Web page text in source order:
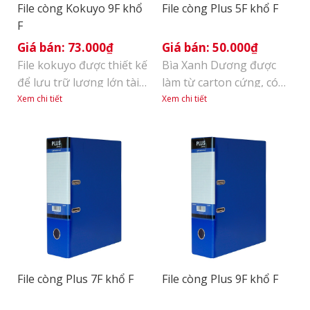
File còng Kokuyo 9F khổ
F
73.000₫
File kokuyo được thiết kế
để lưu trữ lượng lớn tài
liệu. Kẹp nhựa chặn tài
của KOKUYO, giúp định
vị còng chắc chắn, không
bị lệch khi đóng/ mở,
thao tác đơn giản. Mặt
ngoài được bao phủ bởi
màng PP, thân thiện với
môi trường. Tem gáy [...]
Xem chi tiết
File còng Plus 5F khổ F
50.000₫
Bìa Xanh Dương được
làm từ carton cứng, có
độ bền cao, chịu va đập
mềm mại, không thấm
nước, dễ dàng làm sạch
lau chùi, giúp sắp xếp tài
liệu dễ dàng, mang lại sự
gọn gàng cho xấp tài liệu
của bạn. Khóa còng là
kim loại phủ [...]
Xem chi tiết
File còng Plus 7F khổ F File còng Plus 9F khổ F